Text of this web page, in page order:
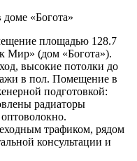
«Богота»
площадью 128.7
Мир» (дом «Богота»).
высокие потолки до
в пол. Помещение в
подготовкой:
радиаторы
трафиком, рядом
консультации и